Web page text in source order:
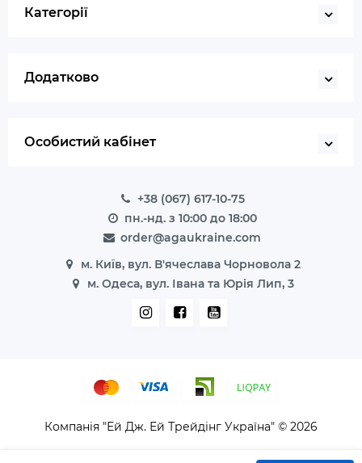
Категорії
Додатково
Особистий кабінет
+38 (067) 617-10-75
пн.-нд. з 10:00 до 18:00
order@agaukraine.com
м. Київ, вул. В'ячеслава Чорновола 2
м. Одеса, вул. Івана та Юрія Лип, 3
Компанія "Ей Дж. Ей Трейдінг Україна" © 2026